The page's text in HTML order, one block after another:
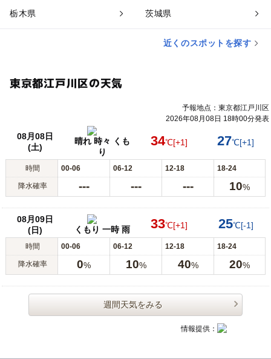
栃木県 茨城県
近くのスポットを探す
東京都江戸川区の天気
予報地点：東京都江戸川区
2026年08月08日 18時00分発表
08月08日
(土)
晴れ 時々 くも
り
34℃[+1] 27℃[+1]
時間 00-06 06-12 12-18 18-24
降水確率 --- --- --- 10%
08月09日
(日)
くもり 一時 雨 33℃[+1] 25℃[-1]
時間 00-06 06-12 12-18 18-24
降水確率 0% 10% 40% 20%
週間天気をみる
情報提供：